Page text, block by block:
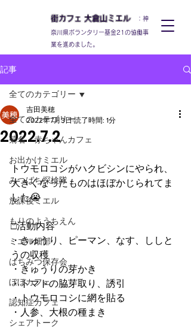
街カフェ 大倉山ミエル：神
奈川県ボランタリー基金21の協働事
業を進めました。
記事
全てのカテゴリー
菊名・赤ちゃんカフェ
お出かけミエル
みつばち探検隊
放課後ミエル
もりのようちえん
ミエル畑部
はちみつ保存会
ぼぼカフェ
認知症カフェ
シェアトーク
全てのカテゴリー
2022.7.2
吉田美穂
2022年7月3日 読了時間: 1分
トウモロコシがハクビシンにやられ、
大きくなったものはほぼかじられてま
した😭
□活動内容
・きゅうり、ピーマン、なす、ししと
うの収穫
・きゅうりの芽かき
・トマトの脇芽取り、誘引
・トウモロコシに網を貼る
・人参、大根の種まき